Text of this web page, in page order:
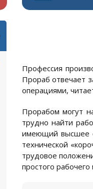
Профессия
Прораб отвечает
операциями,
Прорабом могут
трудно найти
имеющий высшее
технической
трудовое
простого